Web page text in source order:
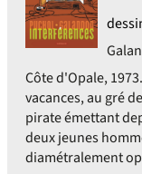
Côte d'Opale,
vacances, au gré
pirate émettant
deux jeunes
diamétralement